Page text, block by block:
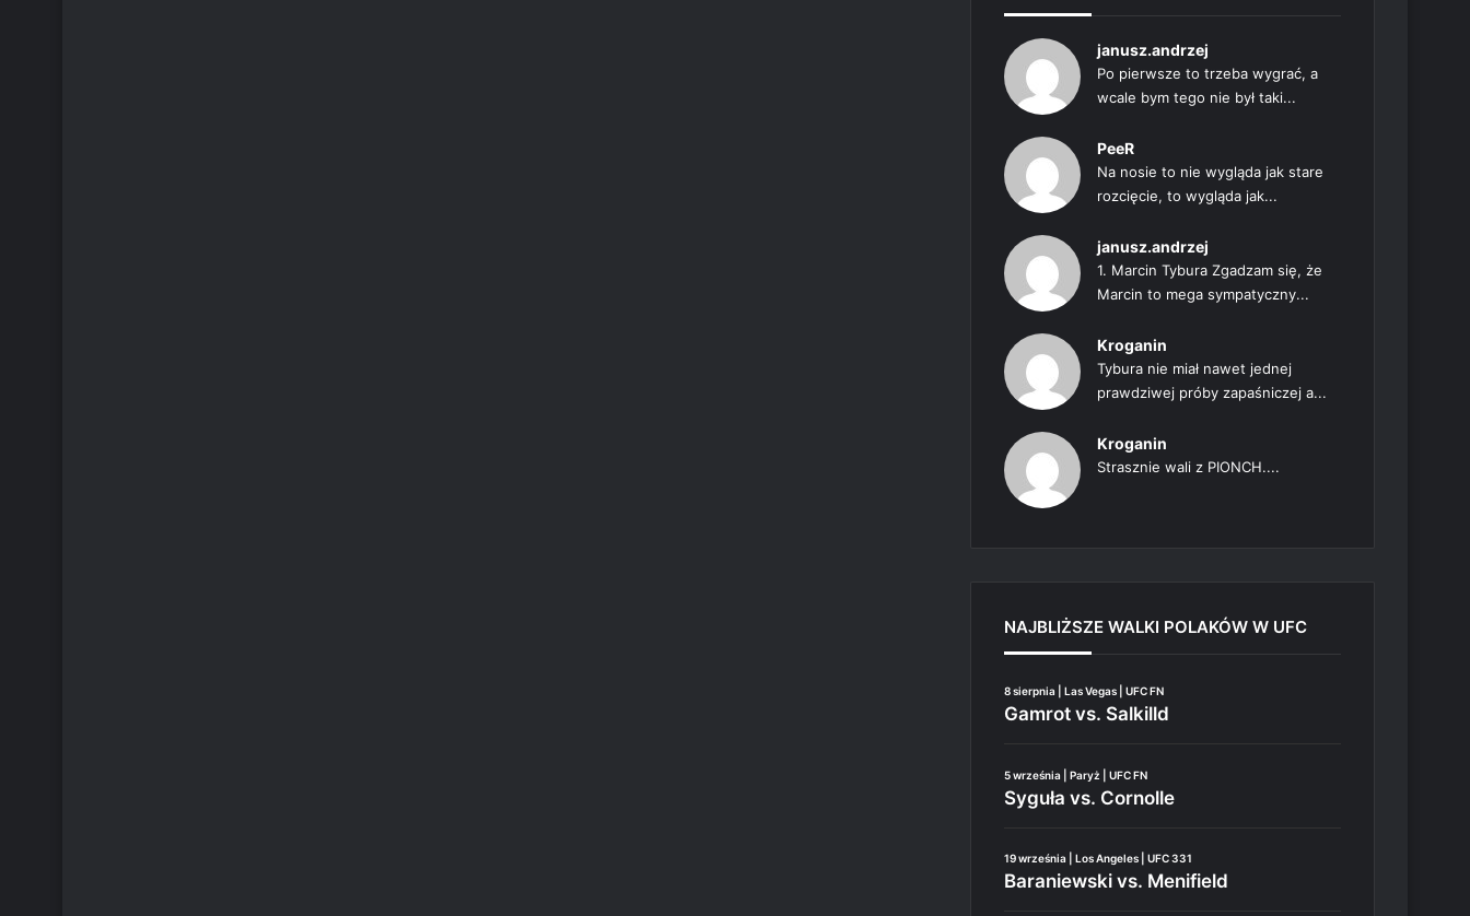
janusz.andrzej
Po pierwsze to trzeba wygrać, a
wcale bym tego nie był taki...
PeeR
Na nosie to nie wygląda jak stare
rozcięcie, to wygląda jak...
janusz.andrzej
1. Marcin Tybura Zgadzam się, że
Marcin to mega sympatyczny...
Kroganin
Tybura nie miał nawet jednej
prawdziwej próby zapaśniczej a...
Kroganin
Strasznie wali z PIONCH....
NAJBLIŻSZE WALKI POLAKÓW W UFC
8 sierpnia | Las Vegas | UFC FN
Gamrot vs. Salkilld
5 września | Paryż | UFC FN
Syguła vs. Cornolle
19 września | Los Angeles | UFC 331
Baraniewski vs. Menifield